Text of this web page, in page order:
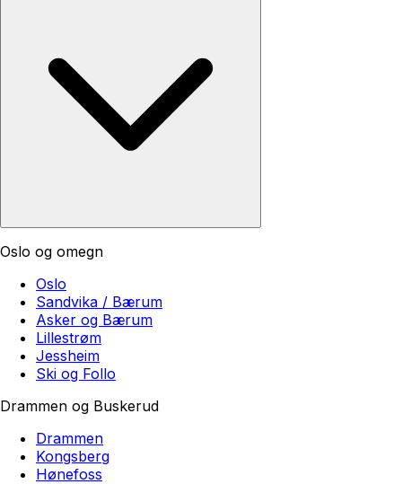
Oslo og omegn
Oslo
Sandvika / Bærum
Asker og Bærum
Lillestrøm
Jessheim
Ski og Follo
Drammen og Buskerud
Drammen
Kongsberg
Hønefoss